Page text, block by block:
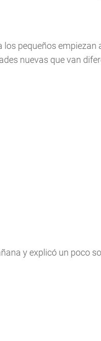
los pequeños empiezan
nuevas que van
y explicó un poco